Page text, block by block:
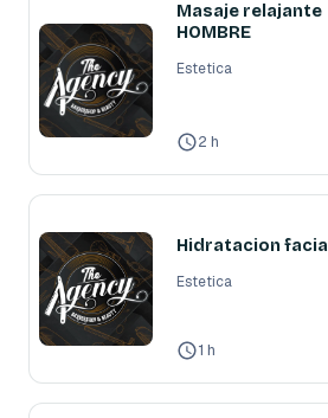
Masaje relajante
HOMBRE
Estetica
2 h
Hidratacion facial
Estetica
1 h